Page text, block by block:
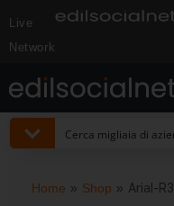
Live
Network
Home » Shop » Arial-R3